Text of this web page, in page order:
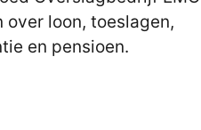
loon, toeslagen,
en pensioen.